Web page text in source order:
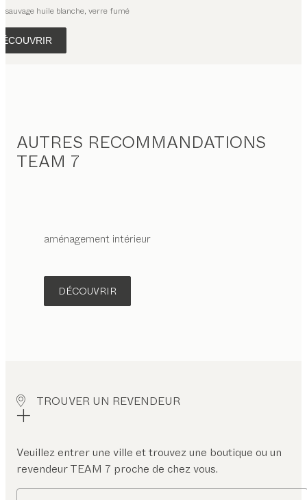
sauvage huile blanche, verre fumé
AUTRES RECOMMANDATIONS
TEAM 7
aménagement intérieur
DÉCOUVRIR
TROUVER UN REVENDEUR
Veuillez entrer une ville et trouvez une boutique ou un
revendeur TEAM 7 proche de chez vous.